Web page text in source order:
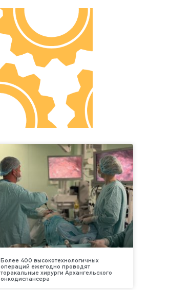
Более 400 высокотехнологичных
операций ежегодно проводят
торакальные хирурги Архангельского
онкодиспансера